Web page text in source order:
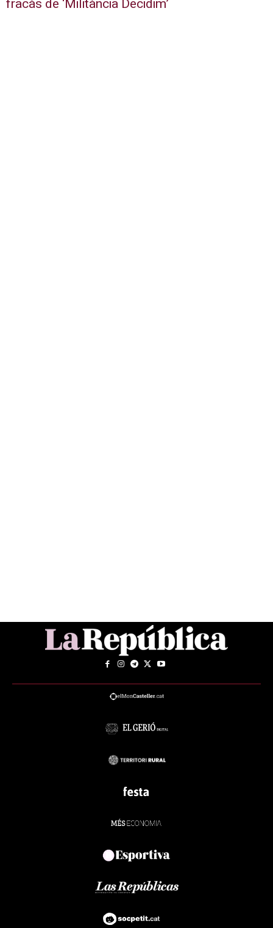
fracàs de ‘Militància Decidim’